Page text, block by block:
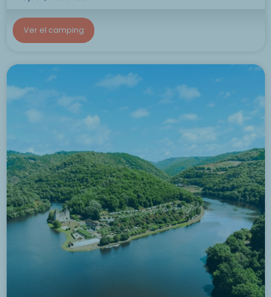
Ver el camping